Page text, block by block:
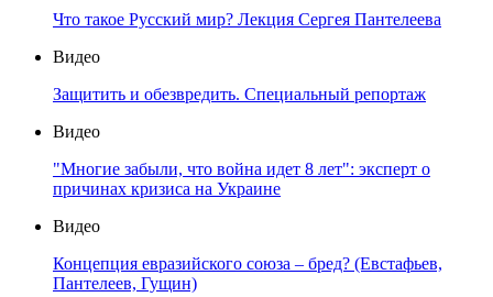
Что такое Русский мир? Лекция Сергея Пантелеева
Видео
Защитить и обезвредить. Специальный репортаж
Видео
"Многие забыли, что война идет 8 лет": эксперт о
причинах кризиса на Украине
Видео
Концепция евразийского союза – бред? (Евстафьев,
Пантелеев, Гущин)